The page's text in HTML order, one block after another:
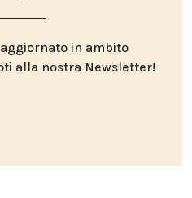
in ambito
alla nostra Newsletter!